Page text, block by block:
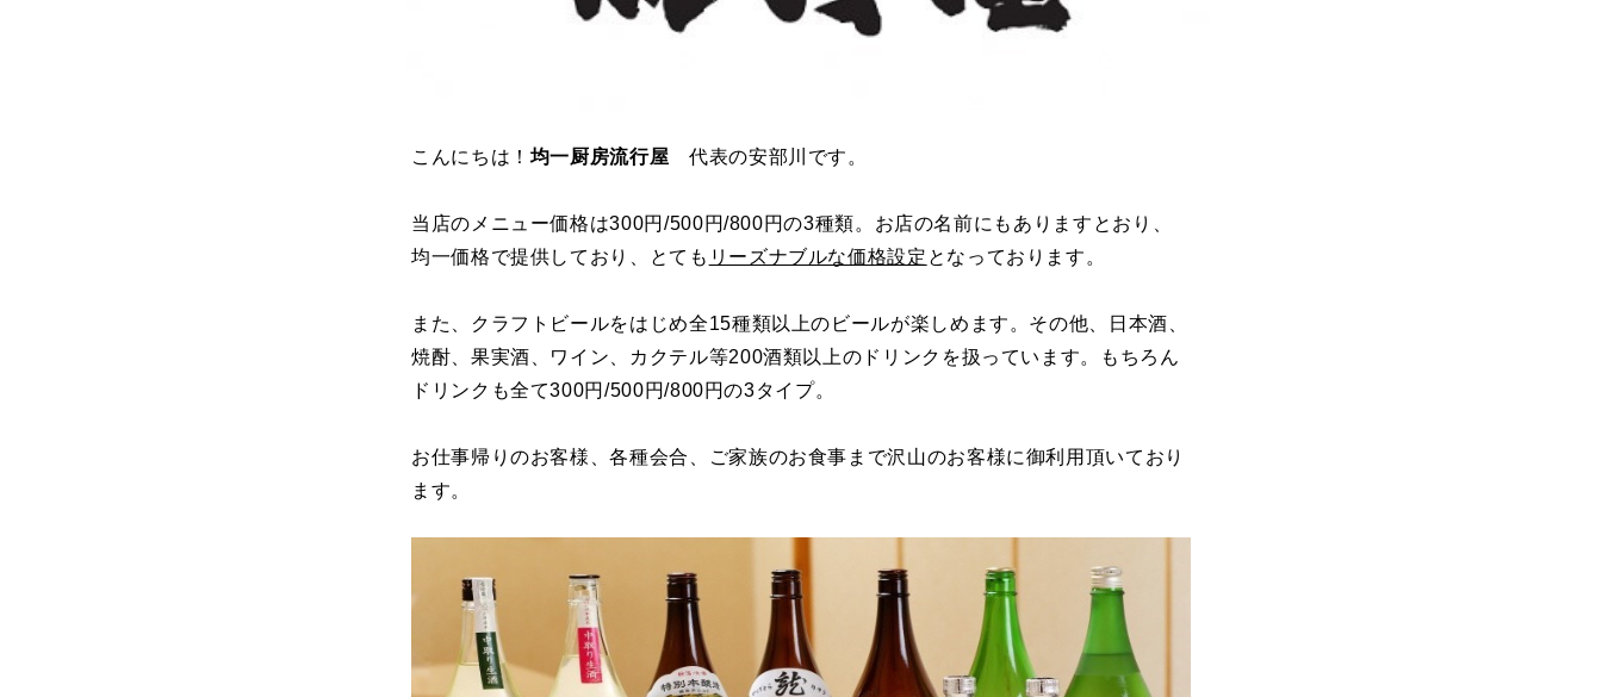
こんにちは！ 均一厨房流行屋 代表の安部川です。
当店のメニュー価格は300円/500円/800円の3種類。お店の名前にもありますとおり、
均一価格で提供しており、とても リーズナブルな価格設定 となっております。
また、クラフトビールをはじめ全15種類以上のビールが楽しめます。その他、日本酒、
焼酎、果実酒、ワイン、カクテル等200酒類以上のドリンクを扱っています。もちろん
ドリンクも全て300円/500円/800円の3タイプ。
お仕事帰りのお客様、各種会合、ご家族のお食事まで沢山のお客様に御利用頂いており
ます。